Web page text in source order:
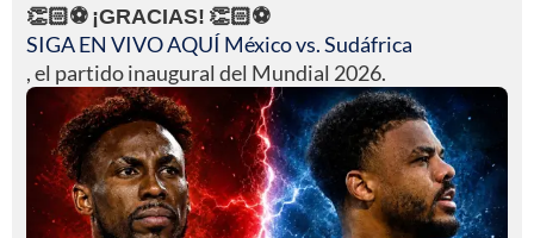
👏🏻⚽ ¡GRACIAS! 👏🏻⚽
SIGA EN VIVO AQUÍ México vs. Sudáfrica
, el partido inaugural del Mundial 2026.